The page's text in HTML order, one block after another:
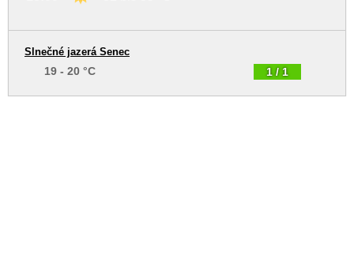
1 / 1
Slnečné jazerá Senec
19 - 20 °C